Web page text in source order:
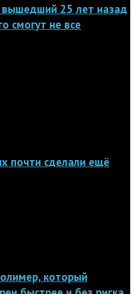
вышедший 25 лет назад
смогут не все
почти сделали ещё
который